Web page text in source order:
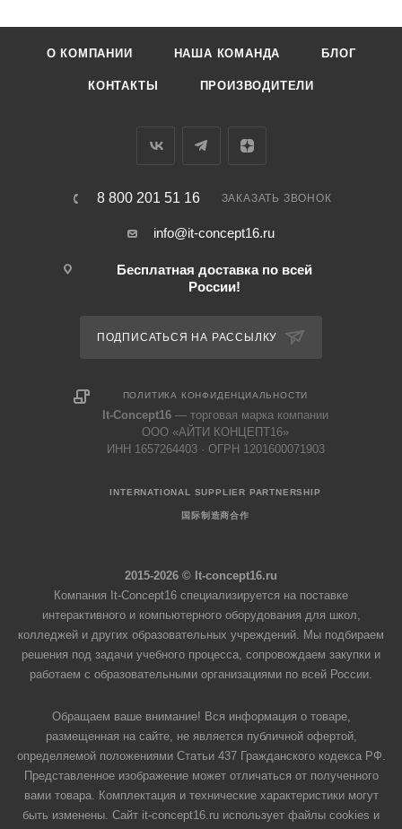
О КОМПАНИИ НАША КОМАНДА БЛОГ
КОНТАКТЫ ПРОИЗВОДИТЕЛИ
8 800 201 51 16 ЗАКАЗАТЬ ЗВОНОК
info@it-concept16.ru
Бесплатная доставка по всей
России!
ПОДПИСАТЬСЯ НА РАССЫЛКУ
ПОЛИТИКА КОНФИДЕНЦИАЛЬНОСТИ
It-Concept16 — торговая марка компании
ООО «АЙТИ КОНЦЕПТ16»
ИНН 1657264403 · ОГРН 1201600071903
INTERNATIONAL SUPPLIER PARTNERSHIP
国际制造商合作
2015-2026 © It-concept16.ru
Компания It-Concept16 специализируется на поставке
интерактивного и компьютерного оборудования для школ,
колледжей и других образовательных учреждений. Мы подбираем
решения под задачи учебного процесса, сопровождаем закупки и
работаем с образовательными организациями по всей России.
Обращаем ваше внимание! Вся информация о товаре,
размещенная на сайте, не является публичной офертой,
определяемой положениями Статьи 437 Гражданского кодекса РФ.
Представленное изображение может отличаться от полученного
вами товара. Комплектация и технические характеристики могут
быть изменены. Сайт it-concept16.ru использует файлы cookies и